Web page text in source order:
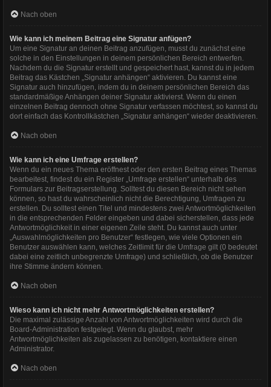
Nach oben
Wie kann ich meinem Beitrag eine Signatur anfügen?
Um eine Signatur an deinen Beitrag anzufügen, musst du zunächst eine
solche in den Einstellungen in deinem persönlichen Bereich entwerfen.
Nachdem du die Signatur erstellt und gespeichert hast, kannst du in jedem
Beitrag das Kästchen „Signatur anhängen“ aktivieren. Du kannst eine
Signatur auch hinzufügen, indem du in deinem persönlichen Bereich das
standardmäßige Anhängen deiner Signatur aktivierst. Wenn du einen
einzelnen Beitrag dennoch ohne Signatur verfassen möchtest, so kannst du
dort einfach das Kontrollkästchen „Signatur anhängen“ wieder deaktivieren.
Nach oben
Wie kann ich eine Umfrage erstellen?
Wenn du ein neues Thema eröffnest oder den ersten Beitrag eines Themas
bearbeitest, findest du ein Register „Umfrage erstellen“ unterhalb des
Formulars zur Beitragserstellung. Solltest du diesen Bereich nicht sehen
können, so hast du wahrscheinlich nicht die Berechtigung, Umfragen zu
erstellen. Du solltest einen Titel und mindestens zwei Antwortmöglichkeiten
in die entsprechenden Felder eingeben und dabei sicherstellen, dass jede
Antwortmöglichkeit in einer eigenen Zeile steht. Du kannst auch unter
„Auswahlmöglichkeiten pro Benutzer“ festlegen, wie viele Optionen ein
Benutzer auswählen kann, welches Zeitlimit für die Umfrage gilt (0 bedeutet
dabei eine zeitlich unbegrenzte Umfrage) und schließlich, ob die Benutzer
ihre Stimme ändern können.
Nach oben
Wieso kann ich nicht mehr Antwortmöglichkeiten erstellen?
Die maximal zulässige Anzahl von Antwortmöglichkeiten wird durch die
Board-Administration festgelegt. Wenn du glaubst, mehr
Antwortmöglichkeiten als zugelassen zu benötigen, kontaktiere einen
Administrator.
Nach oben